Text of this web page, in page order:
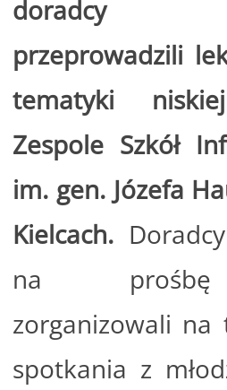
doradcy
przeprowadzili
tematyki
Zespole Szkół
im. gen. Józefa
Kielcach.
na
zorganizowali na
spotkania z